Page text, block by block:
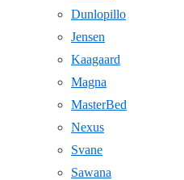
Dunlopillo
Jensen
Kaagaard
Magna
MasterBed
Nexus
Svane
Sawana